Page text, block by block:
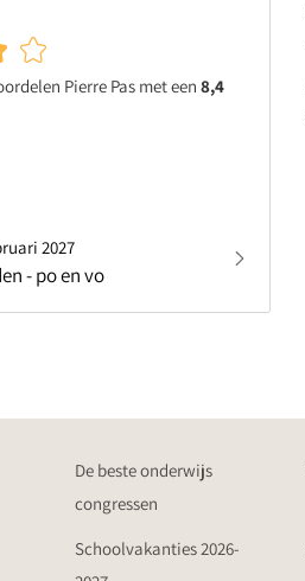
Pierre Pas met een 8,4
2027
- po en vo
De beste onderwijs
congressen
Schoolvakanties 2026-